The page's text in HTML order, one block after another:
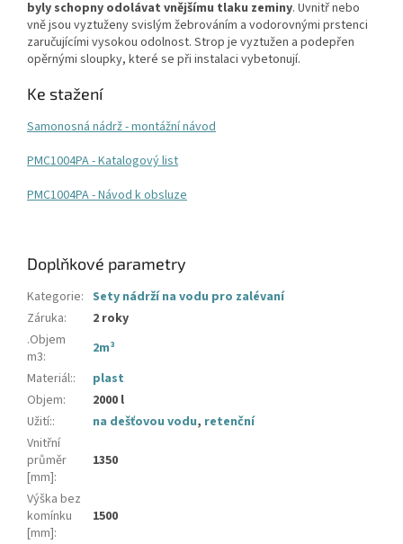
byly schopny odolávat vnějšímu tlaku zeminy. Uvnitř nebo
vně jsou vyztuženy svislým žebrováním a vodorovnými prstenci
zaručujícími vysokou odolnost. Strop je vyztužen a podepřen
opěrnými sloupky, které se při instalaci vybetonují.
Ke stažení
Samonosná nádrž - montážní návod
PMC1004PA - Katalogový list
PMC1004PA - Návod k obsluze
Doplňkové parametry
Kategorie: Sety nádrží na vodu pro zalévaní
Záruka:
2 roky
.Objem
m3:
2m³
Materiál::
plast
Objem:
2000 l
Užití:: na dešťovou vodu, retenční
Vnitřní
průměr
[mm]:
1350
Výška bez
komínku
[mm]:
1500